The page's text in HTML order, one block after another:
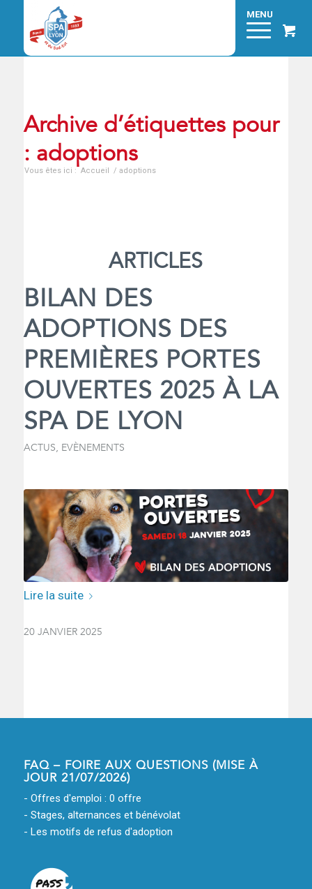
Archive d’étiquettes pour
: adoptions
Vous êtes ici : Accueil / adoptions
ARTICLES
BILAN DES
ADOPTIONS DES
PREMIÈRES PORTES
OUVERTES 2025 À LA
SPA DE LYON
ACTUS, EVÈNEMENTS
Lire la suite
20 JANVIER 2025
FAQ – FOIRE AUX QUESTIONS (MISE À
JOUR 21/07/2026)
- Offres d'emploi : 0 offre
- Stages, alternances et bénévolat
- Les motifs de refus d'adoption